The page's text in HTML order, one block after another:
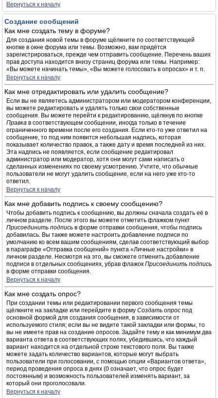
Вернуться к началу
Создание сообщений
Как мне создать тему в форуме?
Для создания новой темы в форуме щёлкните по соответствующей
кнопке в окне форума или темы. Возможно, вам придётся
зарегистрироваться, прежде чем отправить сообщение. Перечень ваших
прав доступа находится внизу страниц форума или темы. Например:
«Вы можете начинать темы», «Вы можете голосовать в опросах» и т. п.
Вернуться к началу
Как мне отредактировать или удалить сообщение?
Если вы не являетесь администратором или модератором конференции,
вы можете редактировать и удалять только свои собственные
сообщения. Вы можете перейти к редактированию, щёлкнув по кнопке
Правка в соответствующем сообщении, иногда только в течение
ограниченного времени после его создания. Если кто-то уже ответил на
сообщение, то под ним появится небольшая надпись, которая
показывает количество правок, а также дату и время последней из них.
Эта надпись не появляется, если сообщение редактировал
администратор или модератор, хотя они могут сами написать о
сделанных изменениях по своему усмотрению. Учтите, что обычные
пользователи не могут удалить сообщение, если на него уже кто-то
ответил.
Вернуться к началу
Как мне добавить подпись к своему сообщению?
Чтобы добавить подпись к сообщению, вы должны сначала создать её в
личном разделе. После этого вы можете отметить флажком пункт
Присоединить подпись в форме отправки сообщения, чтобы подпись
добавилась. Вы также можете настроить добавление подписи по
умолчанию ко всем вашим сообщениям, сделав соответствующий выбор
в параграфе «Отправка сообщений» пункта «Личные настройки» в
личном разделе. Несмотря на это, вы сможете отменить добавление
подписи в отдельных сообщениях, убрав флажок Присоединить подпись
в форме отправки сообщения.
Вернуться к началу
Как мне создать опрос?
При создании темы или редактировании первого сообщения темы
щёлкните на закладке или перейдите в форму Создать опрос под
основной формой для создания сообщения, в зависимости от
используемого стиля; если вы не видите такой закладки или формы, то
вы не имеете прав на создание опросов. Задайте тему и как минимум два
варианта ответа в соответствующих полях, убедившись, что каждый
вариант находится на отдельной строке текстового поля. Вы также
можете задать количество вариантов, которые могут выбрать
пользователи при голосовании, с помощью опции «Вариантов ответа»,
период проведения опроса в днях (0 означает, что опрос будет
постоянным) и возможность пользователей изменять вариант, за
который они проголосовали.
Вернуться к началу